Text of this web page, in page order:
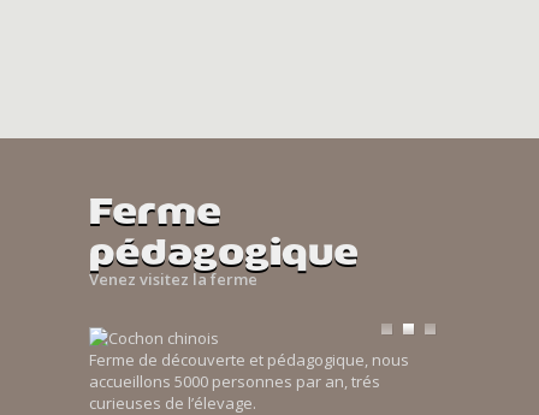
Ferme
pédagogique
Venez visitez la ferme
Ferme de découverte et pédagogique, nous
accueillons 5000 personnes par an, trés
curieuses de l’élevage.